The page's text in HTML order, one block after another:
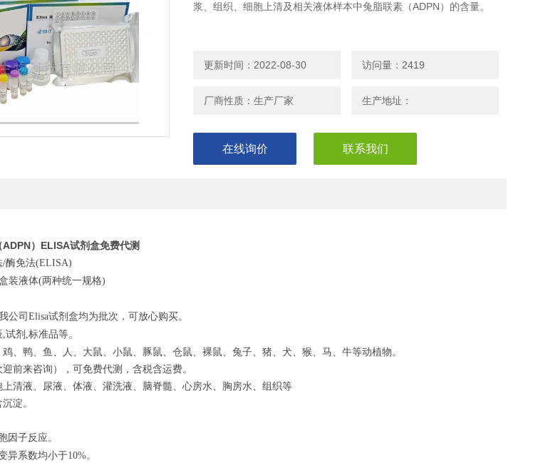
浆、组织、细胞上清及相关液体样本中兔脂联素（ADPN）的含量。
更新时间：2022-08-30 访问量：2419
厂商性质：生产厂家 生产地址：
在线询价 联系我们
）ELISA试剂盒免费代测
/酶免法(ELISA)
盒装液体(两种统一规格)
公司 Elisa试剂盒均为批次，可放心购买。
,试剂 ,标准品等。
鸡、鸭、鱼、人、大鼠、小鼠、豚鼠、仓鼠、裸鼠、兔子、猪、犬、猴、马、牛等动植物。
前来咨询），可免费代测，含税含运费。
上清液、尿液、体液、灌洗液、脑脊髓、心房水、胸房水、组织等
淀。
因子反应。
异系数均小于10%。